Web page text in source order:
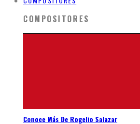
COMPOSITORES
Conoce Más De Rogelio Salazar